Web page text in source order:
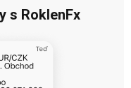
s RoklenFx